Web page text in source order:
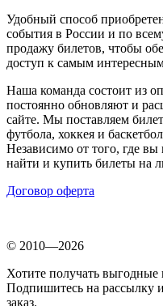
Удобный способ
события в России и по
продажу билетов, чтобы
доступ к самым
Наша команда состоит из
постоянно обновляют и
сайте. Мы поставляем
футбола, хоккея и
Независимо от того, где
найти и купить билеты на
Договор оферта
© 2010—2026
Хотите получать выгодные
Подпишитесь на рассылку
заказ.